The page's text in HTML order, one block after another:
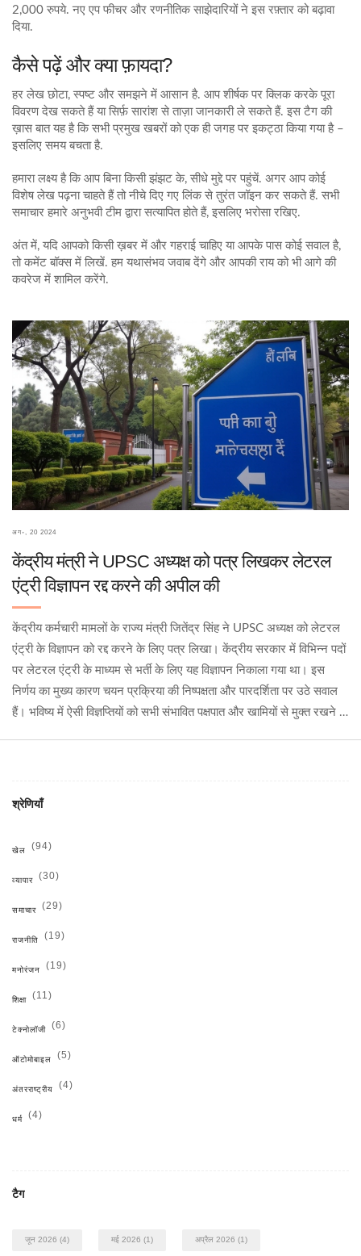
2,000 रुपये. नए एप फीचर और रणनीतिक साझेदारियों ने इस रफ़्तार को बढ़ावा
दिया.
कैसे पढ़ें और क्या फ़ायदा?
हर लेख छोटा, स्पष्ट और समझने में आसान है. आप शीर्षक पर क्लिक करके पूरा
विवरण देख सकते हैं या सिर्फ़ सारांश से ताज़ा जानकारी ले सकते हैं. इस टैग की
ख़ास बात यह है कि सभी प्रमुख खबरों को एक ही जगह पर इकट्ठा किया गया है –
इसलिए समय बचता है.
हमारा लक्ष्य है कि आप बिना किसी झंझट के, सीधे मुद्दे पर पहुंचें. अगर आप कोई
विशेष लेख पढ़ना चाहते हैं तो नीचे दिए गए लिंक से तुरंत जॉइन कर सकते हैं. सभी
समाचार हमारे अनुभवी टीम द्वारा सत्यापित होते हैं, इसलिए भरोसा रखिए.
अंत में, यदि आपको किसी ख़बर में और गहराई चाहिए या आपके पास कोई सवाल है,
तो कमेंट बॉक्स में लिखें. हम यथासंभव जवाब देंगे और आपकी राय को भी आगे की
कवरेज में शामिल करेंगे.
अग॰, 20 2024
केंद्रीय मंत्री ने UPSC अध्यक्ष को पत्र लिखकर लेटरल
एंट्री विज्ञापन रद्द करने की अपील की
केंद्रीय कर्मचारी मामलों के राज्य मंत्री जितेंद्र सिंह ने UPSC अध्यक्ष को लेटरल
एंट्री के विज्ञापन को रद्द करने के लिए पत्र लिखा। केंद्रीय सरकार में विभिन्न पदों
पर लेटरल एंट्री के माध्यम से भर्ती के लिए यह विज्ञापन निकाला गया था। इस
निर्णय का मुख्य कारण चयन प्रक्रिया की निष्पक्षता और पारदर्शिता पर उठे सवाल
हैं। भविष्य में ऐसी विज्ञप्तियों को सभी संभावित पक्षपात और खामियों से मुक्त रखने के
श्रेणियाँ
खेल (94)
व्यापार (30)
समाचार (29)
राजनीति (19)
मनोरंजन (19)
शिक्षा (11)
टेक्नोलॉजी (6)
ऑटोमोबाइल (5)
अंतरराष्ट्रीय (4)
धर्म (4)
टैग
जून 2026 (4) मई 2026 (1) अप्रैल 2026 (1)